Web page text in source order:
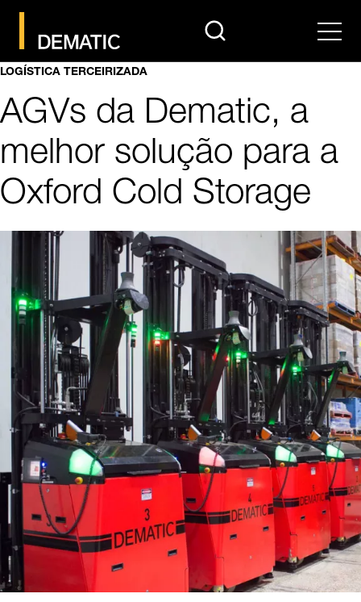
search Menu
LOGÍSTICA TERCEIRIZADA
AGVs da Dematic, a
melhor solução para a
Oxford Cold Storage